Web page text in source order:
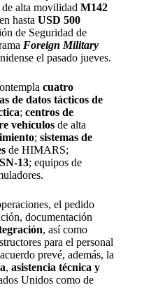
alta movilidad M142
hasta USD 500
de Seguridad de
Foreign Military
el pasado jueves.
cuatro
de datos tácticos de
; centros de
vehículos de alta
; sistemas de
de HIMARS;
13; equipos de
el pedido
documentación
, así como
para el personal
prevé, además, la
, asistencia técnica y
Unidos como de